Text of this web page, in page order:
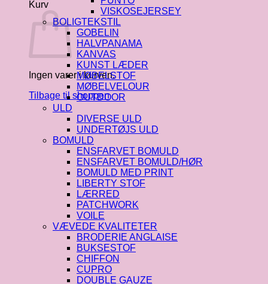
Kurv
Ingen varer i kurven.
Tilbage til shoppen
VISKOSEJERSEY
BOLIGTEKSTIL
GOBELIN
HALVPANAMA
KANVAS
KUNST LÆDER
MØBELSTOF
MØBELVELOUR
OUTDOOR
ULD
DIVERSE ULD
UNDERTØJS ULD
BOMULD
ENSFARVET BOMULD
ENSFARVET BOMULD/HØR
BOMULD MED PRINT
LIBERTY STOF
LÆRRED
PATCHWORK
VOILE
VÆVEDE KVALITETER
BRODERIE ANGLAISE
BUKSESTOF
CHIFFON
CUPRO
DOUBLE GAUZE